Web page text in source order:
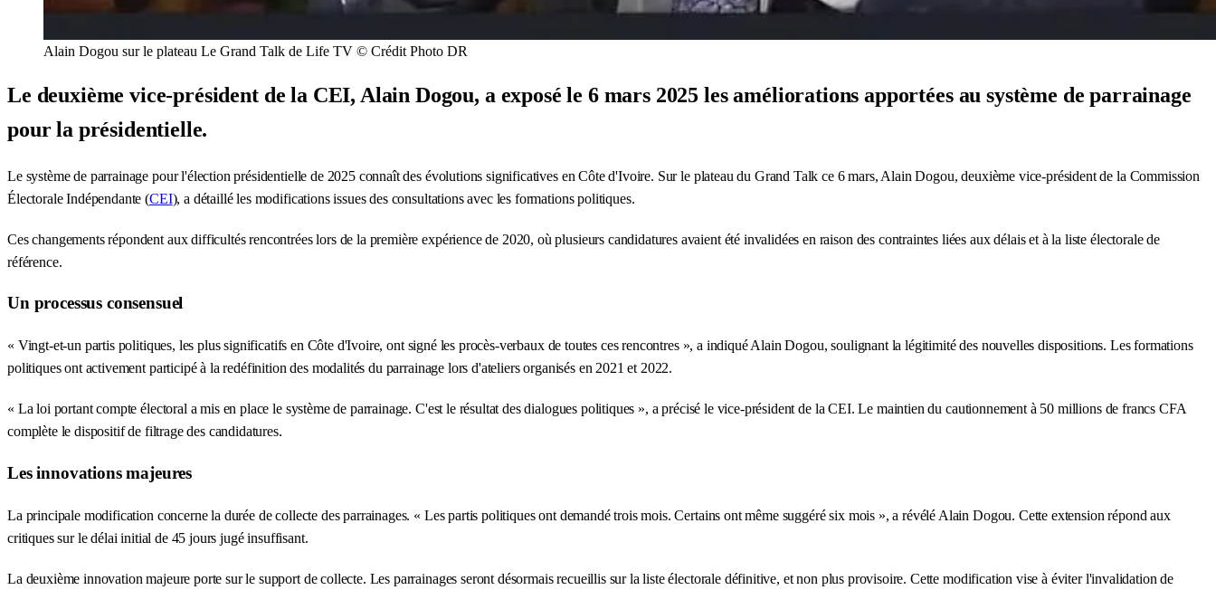
Alain Dogou sur le plateau Le Grand Talk de Life TV © Crédit Photo DR
Le deuxième vice-président de la CEI, Alain Dogou, a exposé le 6 mars 2025 les améliorations apportées au système de parrainage
pour la présidentielle.
Le système de parrainage pour l'élection présidentielle de 2025 connaît des évolutions significatives en Côte d'Ivoire. Sur le plateau du Grand Talk ce 6 mars, Alain Dogou, deuxième vice-président de la Commission
Électorale Indépendante (CEI), a détaillé les modifications issues des consultations avec les formations politiques.
Ces changements répondent aux difficultés rencontrées lors de la première expérience de 2020, où plusieurs candidatures avaient été invalidées en raison des contraintes liées aux délais et à la liste électorale de
référence.
Un processus consensuel
« Vingt-et-un partis politiques, les plus significatifs en Côte d'Ivoire, ont signé les procès-verbaux de toutes ces rencontres », a indiqué Alain Dogou, soulignant la légitimité des nouvelles dispositions. Les formations
politiques ont activement participé à la redéfinition des modalités du parrainage lors d'ateliers organisés en 2021 et 2022.
« La loi portant compte électoral a mis en place le système de parrainage. C'est le résultat des dialogues politiques », a précisé le vice-président de la CEI. Le maintien du cautionnement à 50 millions de francs CFA
complète le dispositif de filtrage des candidatures.
Les innovations majeures
La principale modification concerne la durée de collecte des parrainages. « Les partis politiques ont demandé trois mois. Certains ont même suggéré six mois », a révélé Alain Dogou. Cette extension répond aux
critiques sur le délai initial de 45 jours jugé insuffisant.
La deuxième innovation majeure porte sur le support de collecte. Les parrainages seront désormais recueillis sur la liste électorale définitive, et non plus provisoire. Cette modification vise à éviter l'invalidation de